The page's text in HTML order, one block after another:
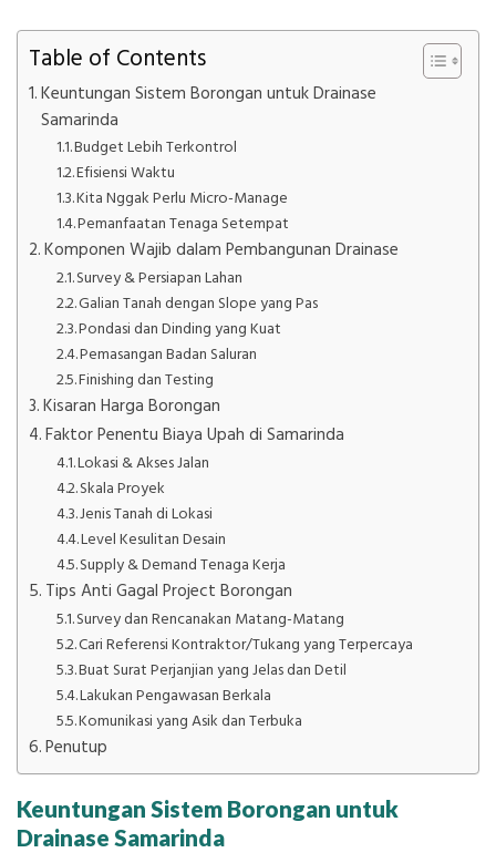
Table of Contents
Keuntungan Sistem Borongan untuk Drainase
Samarinda
Budget Lebih Terkontrol
Efisiensi Waktu
Kita Nggak Perlu Micro-Manage
Pemanfaatan Tenaga Setempat
Komponen Wajib dalam Pembangunan Drainase
Survey & Persiapan Lahan
Galian Tanah dengan Slope yang Pas
Pondasi dan Dinding yang Kuat
Pemasangan Badan Saluran
Finishing dan Testing
Kisaran Harga Borongan
Faktor Penentu Biaya Upah di Samarinda
Lokasi & Akses Jalan
Skala Proyek
Jenis Tanah di Lokasi
Level Kesulitan Desain
Supply & Demand Tenaga Kerja
Tips Anti Gagal Project Borongan
Survey dan Rencanakan Matang-Matang
Cari Referensi Kontraktor/Tukang yang Terpercaya
Buat Surat Perjanjian yang Jelas dan Detil
Lakukan Pengawasan Berkala
Komunikasi yang Asik dan Terbuka
Penutup
Keuntungan Sistem Borongan untuk
Drainase Samarinda